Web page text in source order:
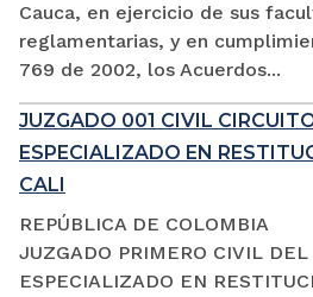
Cauca, en ejercicio de sus
reglamentarias, y en
769 de 2002, los Acuerdos...
JUZGADO 001 CIVIL
ESPECIALIZADO EN
CALI
REPÚBLICA DE COLOMBIA
JUZGADO PRIMERO CIVIL DEL
ESPECIALIZADO EN